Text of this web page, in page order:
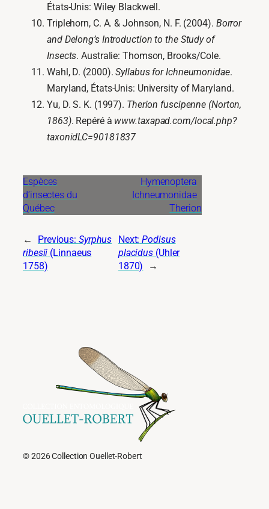
États-Unis: Wiley Blackwell.
Triplehorn, C. A. & Johnson, N. F. (2004). Borror
and Delong’s Introduction to the Study of
Insects. Australie: Thomson, Brooks/Cole.
Wahl, D. (2000).Syllabus for Ichneumonidae.
Maryland, États-Unis: University of Maryland.
Yu, D. S. K. (1997). Therion fuscipenne (Norton,
1863). Repéré à www.taxapad.com/local.php?
taxonidLC=90181837
Espèces
d’insectes du
Québec
Hymenoptera
Ichneumonidae
Therion
← Previous: Syrphus
ribesii (Linnaeus
1758)
Next: Podisus
placidus (Uhler
1870)
→
© 2026 Collection Ouellet-Robert